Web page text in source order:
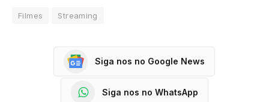
Filmes Streaming
Siga nos no Google News
Siga nos no WhatsApp